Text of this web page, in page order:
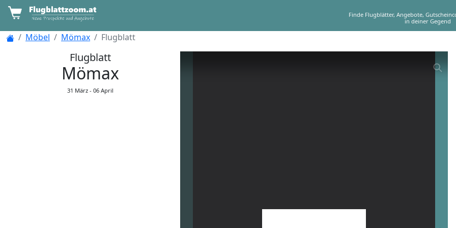
Finde Flugblätter, Angebote,
in deiner Gegend
Möbel Mömax Flugblatt
Flugblatt
Mömax
31 März - 06 April